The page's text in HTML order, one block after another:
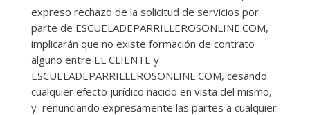
expreso rechazo de la solicitud de servicios por
parte de ESCUELADEPARRILLEROSONLINE.COM,
implicarán que no existe formación de contrato
alguno entre EL CLIENTE y
ESCUELADEPARRILLEROSONLINE.COM, cesando
cualquier efecto jurídico nacido en vista del mismo,
y renunciando expresamente las partes a cualquier